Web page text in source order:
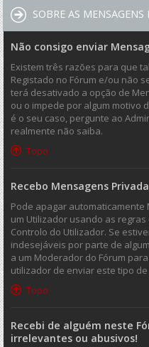
SOBRE AS MENSAGENS
Não consigo enviar
Existem três razões para que
Registado no Fórum e/ou não
terá desativado a opção de
ou o impede por algum motivo
é o seu caso, pergunte ao
realmente não saiba.
Topo
Recebo Mensagens
Pode apagar
um Utilizador usando as
Controlo do Utilizador. Se
indesejáveis por parte de
a um Moderador do Fórum
utilizador de enviar este tipo
Topo
Recebi de alguém neste
irrelevantes ou abusivos!